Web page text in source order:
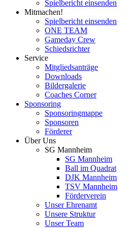
Spielbericht einsenden
Mitmachen!
Spielbericht einsenden
ONE TEAM
Gameday Crew
Schiedsrichter
Service
Mitgliedsanträge
Downloads
Bildergalerie
Coaches Corner
Sponsoring
Sponsoringmappe
Sponsoren
Förderer
Über Uns
SG Mannheim
SG Mannheim
Ball im Quadrat
DJK Mannheim
TSV Mannheim
Förderverein
Unser Ehrenamt
Unsere Struktur
Unser Team